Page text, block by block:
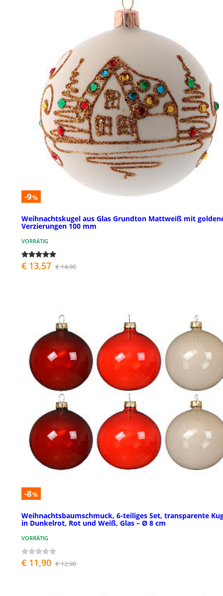
-9%
Weihnachtskugel aus Glas Grundton Mattweiß mit
Verzierungen 100 mm
VORRÄTIG
€ 13,57 € 14,90
-8%
Weihnachtsbaumschmuck, 6-teiliges Set, transparente
in Dunkelrot, Rot und Weiß, Glas – Ø 8 cm
VORRÄTIG
€ 11,90 € 12,90